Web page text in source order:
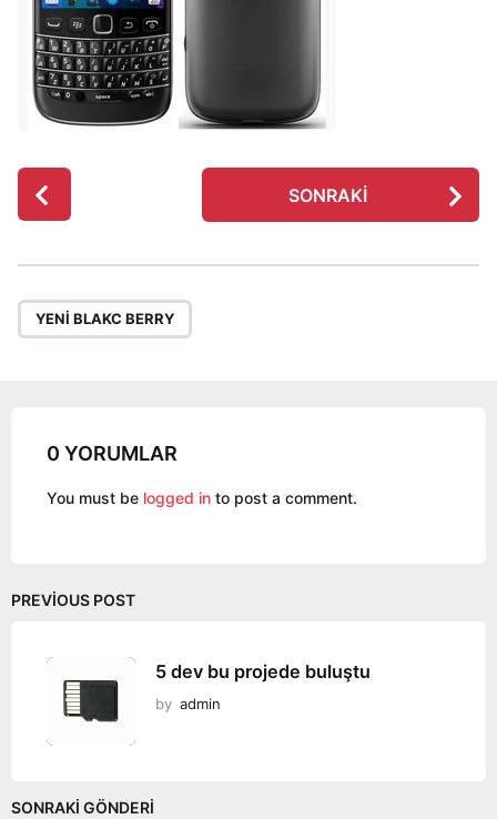
P
o
t
P
a
SONRAKI
YENI BLAKC BERRY
0 YORUMLAR
You must be logged in to post a comment.
PREVIOUS POST
5 dev bu projede buluştu
by admin
SONRAKI GÖNDERI